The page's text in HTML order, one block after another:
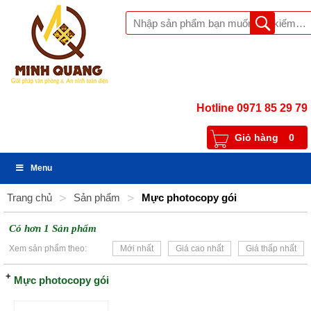
Hotline 0971 85 29 79
Giỏ hàng 0
Menu
Trang chủ > Sản phẩm > Mực photocopy gói
Có hơn 1 Sản phẩm
Xem sản phẩm theo: Mới nhất Giá cao nhất Giá thấp nhất
Mực photocopy gói